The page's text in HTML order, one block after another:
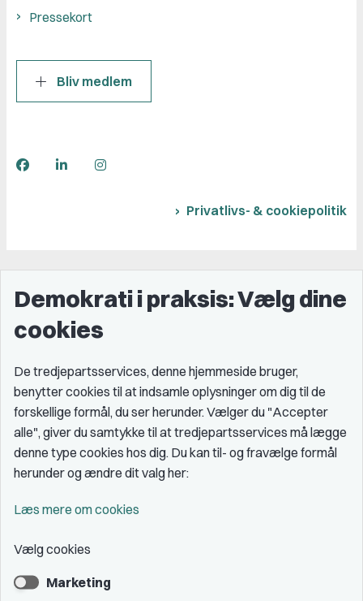
Pressekort
Bliv medlem
Privatlivs- & cookiepolitik
Demokrati i praksis: Vælg dine
cookies
De tredjepartsservices, denne hjemmeside bruger,
benytter cookies til at indsamle oplysninger om dig til de
forskellige formål, du ser herunder. Vælger du "Accepter
alle", giver du samtykke til at tredjepartsservices må lægge
denne type cookies hos dig. Du kan til- og fravælge formål
herunder og ændre dit valg her:
Læs mere om cookies
Vælg cookies
Marketing